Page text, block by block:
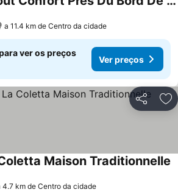
a 11.4 km de Centro da cidade
ver os preços
Ver preços
Partilhar
Maison Traditionnelle
4.7 km de Centro da cidade